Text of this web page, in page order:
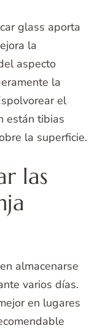
glass aporta
la
aspecto
la
el
están tibias
la superficie.
las
almacenarse
varios días.
en lugares